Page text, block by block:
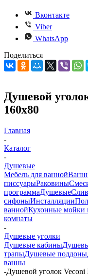
Вконтакте
Viber
WhatsApp
Поделиться
Душевой
160x80
Главная
-
Каталог
-
Душевые
Мебель для ванной
писсуарыРаковины
программаДушевые
сифоныИнсталляции
ваннойКухонные мойки
комнаты
-
Душевые уголки
Душевые кабины
трапыДушевые поддоны
ванны
-Душевой уголок